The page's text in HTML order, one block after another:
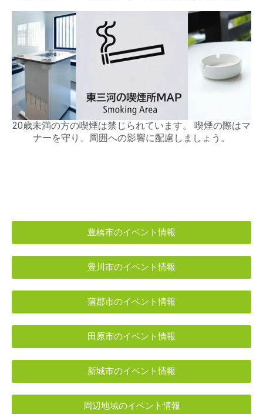
20歳未満の方の喫煙は禁じられています。 喫煙の際はマ
ナーを守り、周囲への影響に配慮しましょう。
豊橋市のイベント情報
豊川市のイベント情報
蒲郡市のイベント情報
田原市のイベント情報
新城市のイベント情報
周辺地域のイベント情報